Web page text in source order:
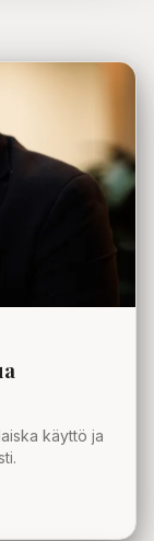
käyttö ja